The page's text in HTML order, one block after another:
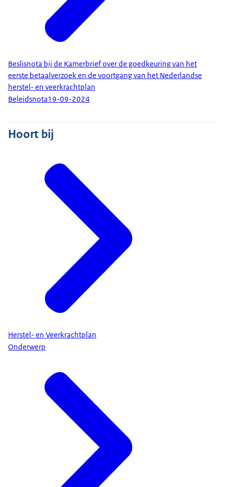
Beslisnota bij de Kamerbrief over de goedkeuring van het
eerste betaalverzoek en de voortgang van het Nederlandse
herstel- en veerkrachtplan
Beleidsnota19-09-2024
Hoort bij
Herstel- en Veerkrachtplan
Onderwerp